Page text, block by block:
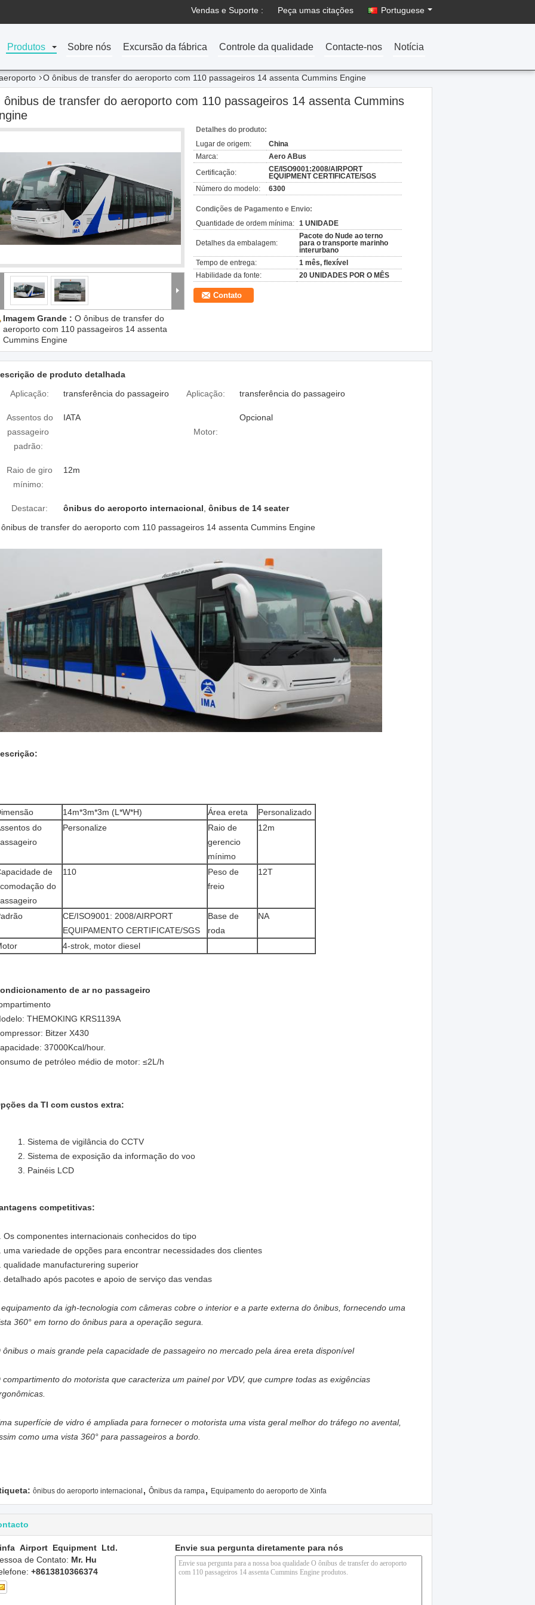
Vendas e Suporte : Peça umas citações Portuguese
Produtos Sobre nós Excursão da fábrica Controle da qualidade Contacte-nos Notícia
O ônibus de transfer do aeroporto com 110 passageiros 14 assenta Cummins Engine
ônibus de transfer do aeroporto com 110 passageiros 14 assenta Cummins
Imagem Grande : O ônibus de transfer do
aeroporto com 110 passageiros 14 assenta
Cummins Engine
Detalhes do produto:
Lugar de origem:
China
Marca:
Aero ABus
Certificação:
CE/ISO9001:2008/AIRPORT
EQUIPMENT CERTIFICATE/SGS
Número do modelo:
6300
Condições de Pagamento e Envio:
Quantidade de ordem mínima: 1 UNIDADE
Detalhes da embalagem:
Pacote do Nude ao terno
para o transporte marinho
interurbano
Tempo de entrega:
1 mês, flexível
Habilidade da fonte:
20 UNIDADES POR O MÊS
Contato
de produto detalhada
Aplicação:
transferência do passageiro Aplicação: transferência do passageiro
Assentos do
passageiro
padrão:
IATA
Motor:
Opcional
Raio de giro
mínimo:
12m
Destacar: ônibus do aeroporto internacional ônibus de 14 seater
de transfer do aeroporto com 110 passageiros 14 assenta Cummins Engine
14m*3m*3m (L*W*H) Área ereta
Personalizado
do
Personalize
Raio de
gerencio
mínimo
12m
de
do
110
Peso de
freio
12T
CE/ISO9001: 2008/AIRPORT
EQUIPAMENTO CERTIFICATE/SGS
Base de
roda
NA
4-strok, motor diesel
de ar no passageiro
THEMOKING KRS1139A
Bitzer X430
37000Kcal/hour.
de petróleo médio de motor: ≤2L/h
da TI com custos extra:
Sistema de vigilância do CCTV
Sistema de exposição da informação do voo
Painéis LCD
competitivas:
Os componentes internacionais conhecidos do tipo
uma variedade de opções para encontrar necessidades dos clientes
qualidade manufacturering superior
detalhado após pacotes e apoio de serviço das vendas
da igh-tecnologia com câmeras cobre o interior e a parte externa do ônibus, fornecendo uma
360° em torno do ônibus para a operação segura.
ônibus o mais grande pela capacidade de passageiro no mercado pela área ereta disponível
compartimento do motorista que caracteriza um painel por VDV, que cumpre todas as exigências
superfície de vidro é ampliada para fornecer o motorista uma vista geral melhor do tráfego no avental,
como uma vista 360° para passageiros a bordo.
ônibus do aeroporto internacional , Ônibus da rampa, Equipamento do aeroporto de Xinfa
Airport Equipment Ltd.
de Contato: Mr. Hu
+8613810366374
Envie sua pergunta diretamente para nós